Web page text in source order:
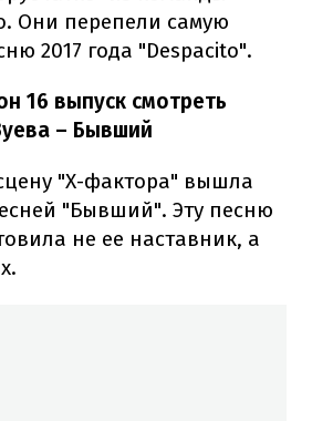
Они перепели самую
2017 года "Despacito".
16 выпуск смотреть
– Бывший
"Х-фактора" вышла
"Бывший". Эту песню
не ее наставник, а